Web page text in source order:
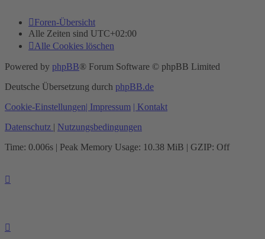
Foren-Übersicht
Alle Zeiten sind UTC+02:00
Alle Cookies löschen
Powered by phpBB® Forum Software © phpBB Limited
Deutsche Übersetzung durch phpBB.de
Cookie-Einstellungen| Impressum | Kontakt
Datenschutz | Nutzungsbedingungen
Time: 0.006s | Peak Memory Usage: 10.38 MiB | GZIP: Off